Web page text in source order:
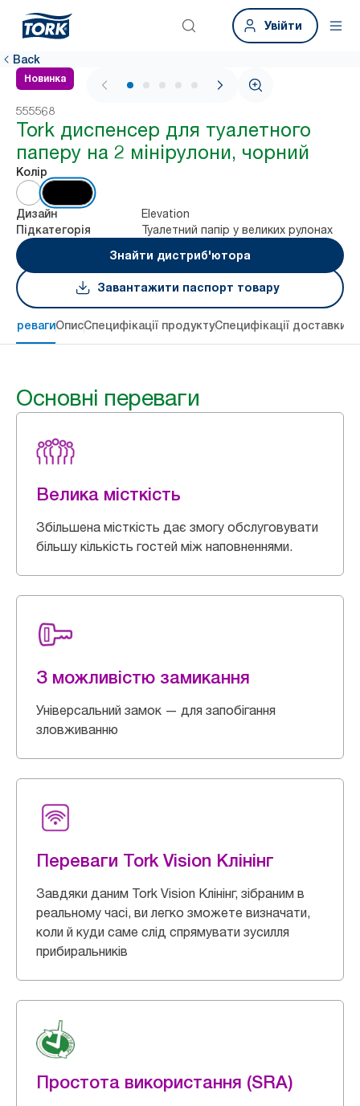
Увійти
Back
Новинка
1 / 5
555568
Tork диспенсер для туалетного
паперу на 2 мінірулони, чорний
Колір
Дизайн Elevation
Підкатегорія
Туалетний папір у великих рулонах
Знайти дистриб'ютора
Завантажити паспорт товару
перевагиОписСпецифікації продуктуСпецифікації доставки
Основні переваги
Велика місткість
Збільшена місткість дає змогу обслуговувати
більшу кількість гостей між наповненнями.
З можливістю замикання
Універсальний замок — для запобігання
зловживанню
Переваги Tork Vision Клінінг
Завдяки даним Tork Vision Клінінг, зібраним в
реальному часі, ви легко зможете визначати,
коли й куди саме слід спрямувати зусилля
прибиральників
Простота використання (SRA)